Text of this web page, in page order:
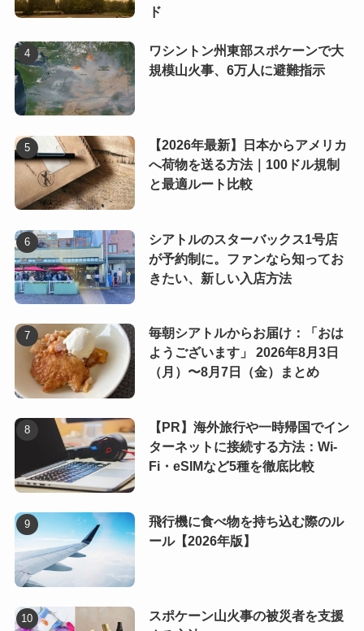
ド
ワシントン州東部スポケーンで大
規模山火事、6万人に避難指示
【2026年最新】日本からアメリカ
へ荷物を送る方法｜100ドル規制
と最適ルート比較
シアトルのスターバックス1号店
が予約制に。ファンなら知ってお
きたい、新しい入店方法
毎朝シアトルからお届け：「おは
ようございます」 2026年8月3日
（月）〜8月7日（金）まとめ
【PR】海外旅行や一時帰国でイン
ターネットに接続する方法：Wi-
Fi・eSIMなど5種を徹底比較
飛行機に食べ物を持ち込む際のル
ール【2026年版】
スポケーン山火事の被災者を支援